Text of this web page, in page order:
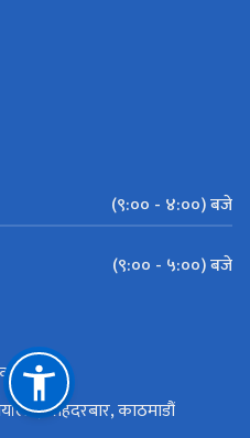
(९:०० - ४:००) बजे
(९:०० - ५:००) बजे
सिंहदरबार, काठमाडौं